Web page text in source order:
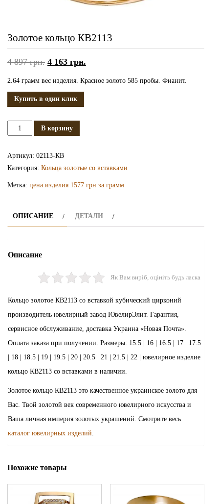
Золотое кольцо КВ2113
4 897грн. 4 163 грн.
2.64 грамм вес изделия. Красное золото 585 пробы. Фианит.
Купить в один клик
КоличествоВ корзину
Артикул: 02113-КВ
Категория: Кольца золотые со вставками
Метка: цена изделия 1577 грн за грамм
ОПИСАНИЕ ДЕТАЛИ
Описание
Як Вам виріб, оцініть будь ласка
Кольцо золотое КВ2113 со вставкой кубический цирконий
производитель ювелирный завод ЮвелирЭлит. Гарантия,
сервисное обслуживание, доставка Украина «Новая Почта».
Оплата заказа при получении. Размеры: 15.5 | 16 | 16.5 | 17 | 17.5
| 18 | 18.5 | 19 | 19.5 | 20 | 20.5 | 21 | 21.5 | 22 | ювелирное изделие
кольцо КВ2113 со вставками в наличии.
Золотое кольцо КВ2113 это качественное украинское золото для
Вас. Твой золотой век современного ювелирного искусства и
Ваша личная империя золотых украшений. Смотрите весь
каталог ювелирных изделий
Похожие товары